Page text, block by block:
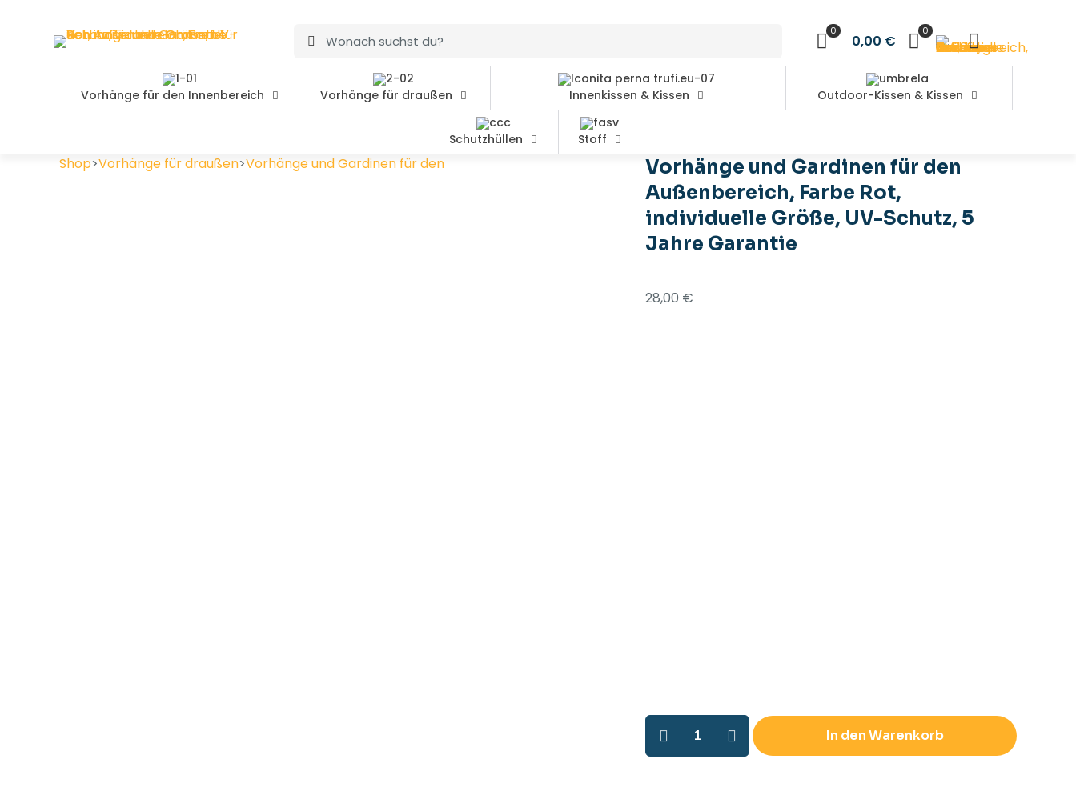
0
0,00 €
0
Vorhänge für den Innenbereich Vorhänge für draußen Innenkissen & Kissen Outdoor-Kissen & Kissen
Schutzhüllen Stoff
Shop>Vorhänge für draußen>Vorhänge und Gardinen für den Außenbereich, Farbe Rot, individuelle Größe, UV-Schutz, 5 Jahre Garantie
Vorhänge und Gardinen für den
Außenbereich, Farbe Rot,
individuelle Größe, UV-Schutz, 5
Jahre Garantie
28,00 €
Vorhänge
und
Gardinen
In den Warenkorb